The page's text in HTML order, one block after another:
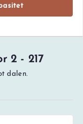
2 - 217
dalen.